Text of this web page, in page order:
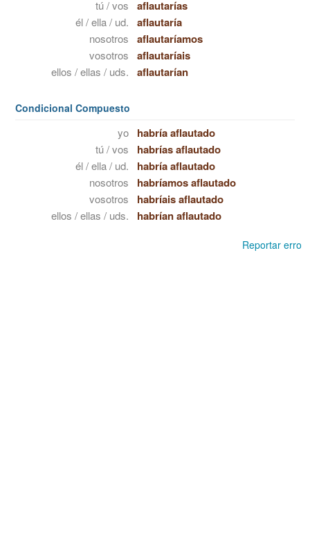
tú / vos aflautarías
él / ella / ud. aflautaría
nosotros aflautaríamos
vosotros aflautaríais
ellos / ellas / uds. aflautarían
Condicional Compuesto
yo habría aflautado
tú / vos habrías aflautado
él / ella / ud. habría aflautado
nosotros habríamos aflautado
vosotros habríais aflautado
ellos / ellas / uds. habrían aflautado
Reportar erro